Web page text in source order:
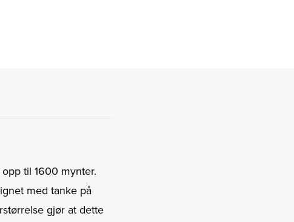
til 1600 mynter.
med tanke på
gjør at dette